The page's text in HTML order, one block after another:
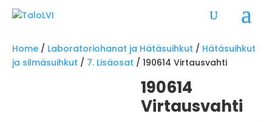
Home / Laboratoriohanat ja Hätäsuihkut / Hätäsuihkut
ja silmäsuihkut / 7. Lisäosat / 190614 Virtausvahti
190614
Virtausvahti